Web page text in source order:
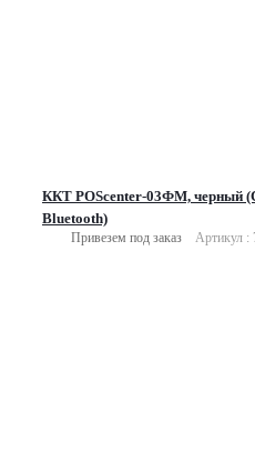
ККТ POScenter-03ФМ, черный
Bluetooth)
Привезем под заказ Артикул :